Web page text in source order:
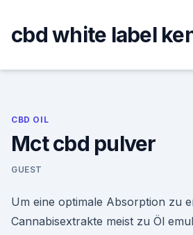
content
cbd white label
CBD OIL
Mct cbd pulver
GUEST
Um eine optimale Absorption zu
Cannabisextrakte meist zu Öl